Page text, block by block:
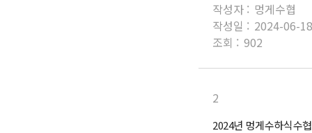
작성자 : 멍게수협
작성일 : 2024-06-18
조회 : 902
2
2024년 멍게수하식수